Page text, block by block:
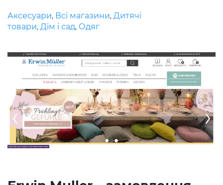
Аксесуари, Всі магазини, Дитячі
товари, Дім і сад, Одяг